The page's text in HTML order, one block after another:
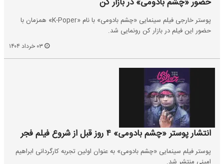
پوستر خارجی فیلم سینمایی «چشم بادومی» با نام «K-Poper» همزمان با
حضور این فیلم در بازار کن رونمایی شد.
انتشار پوستر «چشم بادومی» ۴ روز قبل از شروع فیلم فجر
پوستر فیلم سینمایی «چشم بادومی» به عنوان اولین تجربه کارگردانی ابراهیم